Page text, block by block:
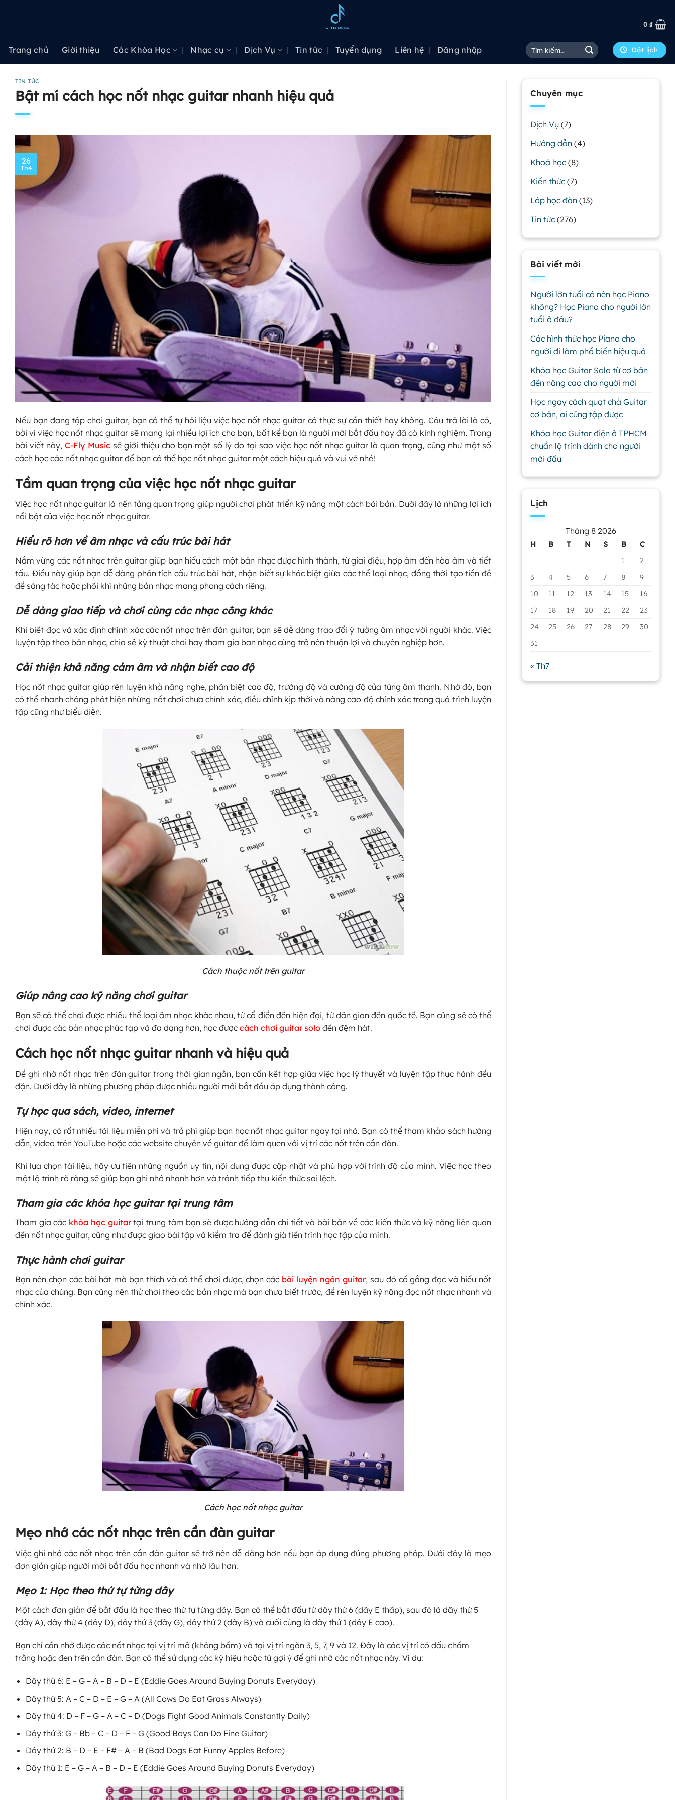
0 ₫
Trang chủ Giới thiệu Các Khóa Học Nhạc cụ Dịch Vụ Tin tức Tuyển dụng Liên hệ Đăng nhập
Tìm
kiếm:
Đặt lịch
TIN TỨC
Bật mí cách học nốt nhạc guitar nhanh hiệu quả
26
Th4
Nếu bạn đang tập chơi guitar, bạn có thể tự hỏi liệu việc học nốt nhạc guitar có thực sự cần thiết hay không. Câu trả lời là có,
bởi vì việc học nốt nhạc guitar sẽ mang lại nhiều lợi ích cho bạn, bất kể bạn là người mới bắt đầu hay đã có kinh nghiệm. Trong
bài viết này,C-Fly Music sẽ giới thiệu cho bạn một số lý do tại sao việc học nốt nhạc guitar là quan trọng, cũng như một số
cách học các nốt nhạc guitar để bạn có thể học nốt nhạc guitar một cách hiệu quả và vui vẻ nhé!
Tầm quan trọng của việc học nốt nhạc guitar
Việc học nốt nhạc guitar là nền tảng quan trọng giúp người chơi phát triển kỹ năng một cách bài bản. Dưới đây là những lợi ích
nổi bật của việc học nốt nhạc guitar.
Hiểu rõ hơn về âm nhạc và cấu trúc bài hát
Nắm vững các nốt nhạc trên guitar giúp bạn hiểu cách một bản nhạc được hình thành, từ giai điệu, hợp âm đến hòa âm và tiết
tấu. Điều này giúp bạn dễ dàng phân tích cấu trúc bài hát, nhận biết sự khác biệt giữa các thể loại nhạc, đồng thời tạo tiền đề
để sáng tác hoặc phối khí những bản nhạc mang phong cách riêng.
Dễ dàng giao tiếp và chơi cùng các nhạc công khác
Khi biết đọc và xác định chính xác các nốt nhạc trên đàn guitar, bạn sẽ dễ dàng trao đổi ý tưởng âm nhạc với người khác. Việc
luyện tập theo bản nhạc, chia sẻ kỹ thuật chơi hay tham gia ban nhạc cũng trở nên thuận lợi và chuyên nghiệp hơn.
Cải thiện khả năng cảm âm và nhận biết cao độ
Học nốt nhạc guitar giúp rèn luyện khả năng nghe, phân biệt cao độ, trường độ và cường độ của từng âm thanh. Nhờ đó, bạn
có thể nhanh chóng phát hiện những nốt chơi chưa chính xác, điều chỉnh kịp thời và nâng cao độ chính xác trong quá trình luyện
tập cũng như biểu diễn.
Cách thuộc nốt trên guitar
Giúp nâng cao kỹ năng chơi guitar
Bạn sẽ có thể chơi được nhiều thể loại âm nhạc khác nhau, từ cổ điển đến hiện đại, từ dân gian đến quốc tế. Bạn cũng sẽ có thể
chơi được các bản nhạc phức tạp và đa dạng hơn, học được cách chơi guitar solo đến đệm hát.
Cách học nốt nhạc guitar nhanh và hiệu quả
Để ghi nhớ nốt nhạc trên đàn guitar trong thời gian ngắn, bạn cần kết hợp giữa việc học lý thuyết và luyện tập thực hành đều
đặn. Dưới đây là những phương pháp được nhiều người mới bắt đầu áp dụng thành công.
Tự học qua sách, video, internet
Hiện nay, có rất nhiều tài liệu miễn phí và trả phí giúp bạn học nốt nhạc guitar ngay tại nhà. Bạn có thể tham khảo sách hướng
dẫn, video trên YouTube hoặc các website chuyên về guitar để làm quen với vị trí các nốt trên cần đàn.
Khi lựa chọn tài liệu, hãy ưu tiên những nguồn uy tín, nội dung được cập nhật và phù hợp với trình độ của mình. Việc học theo
một lộ trình rõ ràng sẽ giúp bạn ghi nhớ nhanh hơn và tránh tiếp thu kiến thức sai lệch.
Tham gia các khóa học guitar tại trung tâm
Tham gia các khóa học guitartại trung tâm bạn sẽ được hướng dẫn chi tiết và bài bản về các kiến thức và kỹ năng liên quan
đến nốt nhạc guitar, cũng như được giao bài tập và kiểm tra để đánh giá tiến trình học tập của mình.
Thực hành chơi guitar
Bạn nên chọn các bài hát mà bạn thích và có thể chơi được, chọn các bài luyện ngón guitar, sau đó cố gắng đọc và hiểu nốt
nhạc của chúng. Bạn cũng nên thử chơi theo các bản nhạc mà bạn chưa biết trước, để rèn luyện kỹ năng đọc nốt nhạc nhanh và
chính xác.
Cách học nốt nhạc guitar
Mẹo nhớ các nốt nhạc trên cần đàn guitar
Việc ghi nhớ các nốt nhạc trên cần đàn guitar sẽ trở nên dễ dàng hơn nếu bạn áp dụng đúng phương pháp. Dưới đây là mẹo
đơn giản giúp người mới bắt đầu học nhanh và nhớ lâu hơn.
Mẹo 1: Học theo thứ tự từng dây
Một cách đơn giản để bắt đầu là học theo thứ tự từng dây. Bạn có thể bắt đầu từ dây thứ 6 (dây E thấp), sau đó là dây thứ 5
(dây A), dây thứ 4 (dây D), dây thứ 3 (dây G), dây thứ 2 (dây B) và cuối cùng là dây thứ 1 (dây E cao).
Bạn chỉ cần nhớ được các nốt nhạc tại vị trí mở (không bấm) và tại vị trí ngăn 3, 5, 7, 9 và 12. Đây là các vị trí có dấu chấm
trắng hoặc đen trên cần đàn. Bạn có thể sử dụng các ký hiệu hoặc từ gợi ý để ghi nhớ các nốt nhạc này. Ví dụ:
Dây thứ 6: E – G – A – B – D – E (Eddie Goes Around Buying Donuts Everyday)
Dây thứ 5: A – C – D – E – G – A (All Cows Do Eat Grass Always)
Dây thứ 4: D – F – G – A – C – D (Dogs Fight Good Animals Constantly Daily)
Dây thứ 3: G – Bb – C – D – F – G (Good Boys Can Do Fine Guitar)
Dây thứ 2: B – D – E – F# – A – B (Bad Dogs Eat Funny Apples Before)
Dây thứ 1: E – G – A – B – D – E (Eddie Goes Around Buying Donuts Everyday)
Chuyên mục
Dịch Vụ (7)
Hướng dẫn (4)
Khoá học (8)
Kiến thức (7)
Lớp học đàn (13)
Tin tức (276)
Bài viết mới
Người lớn tuổi có nên học Piano
không? Học Piano cho người lớn
tuổi ở đâu?
Các hình thức học Piano cho
người đi làm phổ biến hiệu quả
Khóa học Guitar Solo từ cơ bản
đến nâng cao cho người mới
Học ngay cách quạt chả Guitar
cơ bản, ai cũng tập được
Khóa học Guitar điện ở TPHCM
chuẩn lộ trình dành cho người
mới đầu
Lịch
Tháng 8 2026
H B T N S B
C
1
2
3
4 5 6 7 8
9
10
11 12 13 14 15
16
17
18 19 20 21 22
23
24
25 26 27 28 29
30
31
« Th7